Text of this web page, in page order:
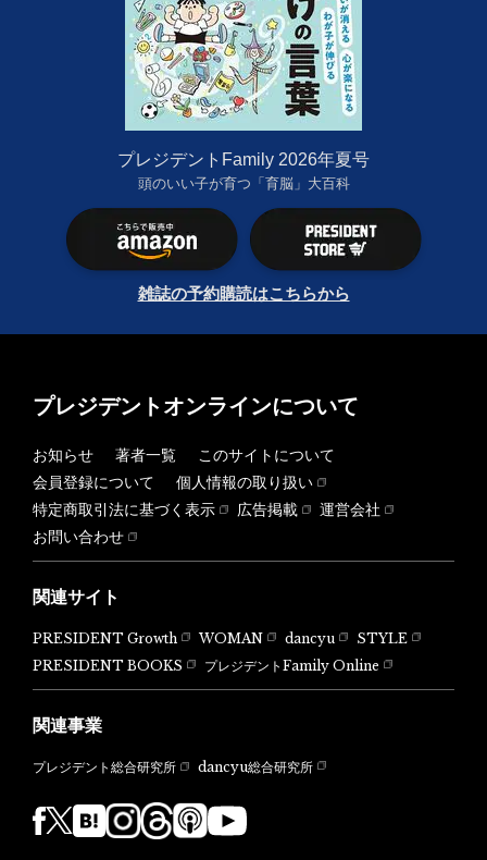
プレジデントFamily 2026年夏号
頭のいい子が育つ「育脳」大百科
雑誌の予約購読はこちらから
プレジデントオンラインについて
お知らせ 著者一覧
このサイトについて
会員登録について
個人情報の取り扱い
特定商取引法に基づく表示
広告掲載
運営会社
お問い合わせ
関連サイト
PRESIDENT Growth WOMAN dancyu
STYLE
PRESIDENT BOOKS
プレジデントFamily Online
関連事業
プレジデント総合研究所 dancyu総合研究所